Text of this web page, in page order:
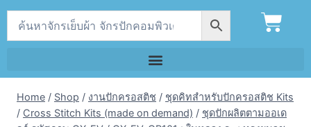
Home / Shop / งานปักครอสติช / ชุดคิทสำหรับปักครอสติช Kits
/ Cross Stitch Kits (made on demand) / ชุดปักผลิตตามออเด